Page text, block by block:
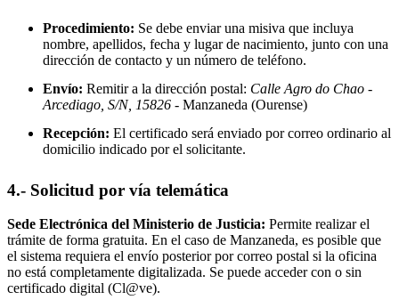
Procedimiento: Se debe enviar una misiva que incluya
nombre, apellidos, fecha y lugar de nacimiento, junto con una
dirección de contacto y un número de teléfono.
Envío: Remitir a la dirección postal: Calle Agro do Chao -
Arcediago, S/N, 15826 - Manzaneda (Ourense)
Recepción: El certificado será enviado por correo ordinario al
domicilio indicado por el solicitante.
4.- Solicitud por vía telemática
Sede Electrónica del Ministerio de Justicia: Permite realizar el
trámite de forma gratuita. En el caso de Manzaneda, es posible que
el sistema requiera el envío posterior por correo postal si la oficina
no está completamente digitalizada. Se puede acceder con o sin
certificado digital (Cl@ve).